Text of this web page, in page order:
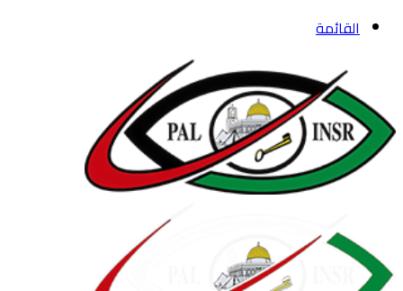
القائمة